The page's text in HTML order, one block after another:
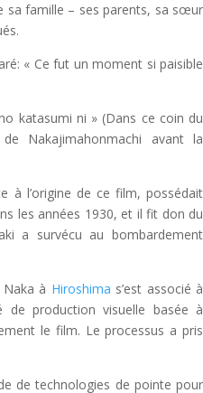
sa famille – ses parents, sa sœur
« Ce fut un moment si paisible
katasumi ni » (Dans ce coin du
Nakajimahonmachi avant la
à l’origine de ce film, possédait
les années 1930, et il fit don du
a survécu au bombardement
à Hiroshima s’est associé à
de production visuelle basée à
le film. Le processus a pris
de technologies de pointe pour